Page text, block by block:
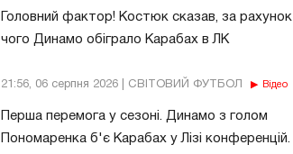
Головний фактор! Костюк сказав, за рахунок
чого Динамо обіграло Карабах в ЛК
21:56, 06 серпня 2026 | СВІТОВИЙ ФУТБОЛ Відео
Перша перемога у сезоні. Динамо з голом
Пономаренка б'є Карабах у Лізі конференцій.